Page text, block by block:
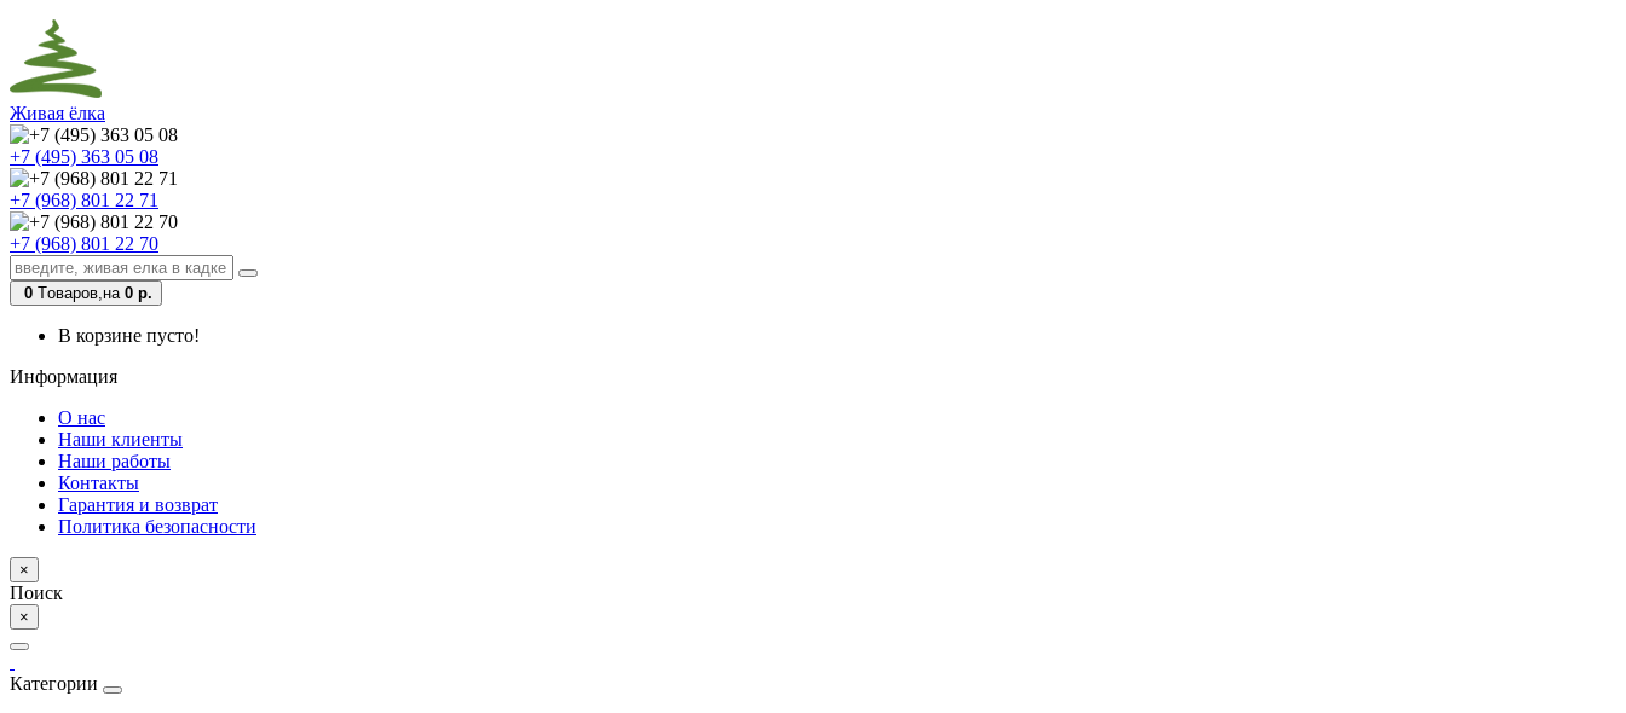
Живая ёлка
+7 (495) 363 05 08
+7 (968) 801 22 71
+7 (968) 801 22 70
0 Tоваров,на 0 р.
В корзине пусто!
Информация
О нас
Наши клиенты
Наши работы
Контакты
Гарантия и возврат
Политика безопасности
×
Поиск
×
Категории